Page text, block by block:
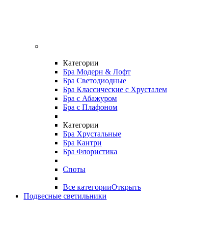
Категории
Бра Модерн & Лофт
Бра Светодиодные
Бра Классические с Хрусталем
Бра с Абажуром
Бра с Плафоном
Категории
Бра Хрустальные
Бра Кантри
Бра Флористика
Споты
Все категорииОткрыть
Подвесные светильники